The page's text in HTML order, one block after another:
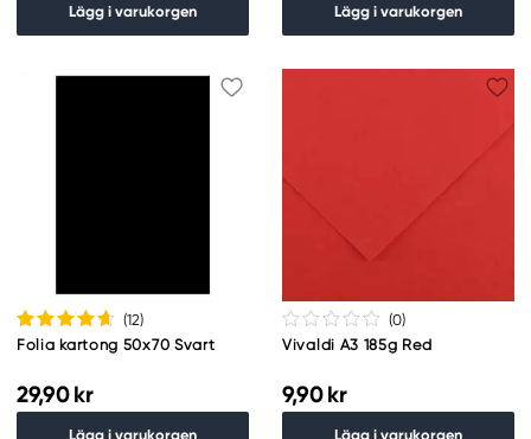
Lägg i varukorgen Lägg i varukorgen
(12)
Folia kartong 50x70 Svart
29,90 kr
Lägg i varukorgen
(0)
Vivaldi A3 185g Red
9,90 kr
Lägg i varukorgen